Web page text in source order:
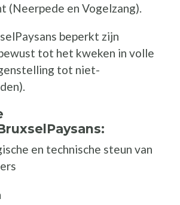
(Neerpede en Vogelzang).
beperkt zijn
tot het kweken in volle
tot niet-
en technische steun van